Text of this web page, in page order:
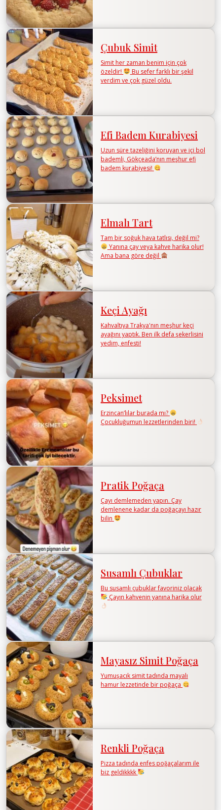
Çubuk Simit
Simit her zaman benim için çok
özeldir!
Bu sefer farklı bir şekil
verdim ve çok güzel oldu.
Efi Badem Kurabiyesi
Uzun süre tazeliğini koruyan ve içi bol
bademli, Gökçeada’nın meşhur efi
badem kurabiyesi!
Elmalı Tart
Tam bir soğuk hava tatlısı, değil mi?
Yanına çay veya kahve harika olur!
Ama bana göre değil
Keçi Ayağı
Kahvaltıya Trakya'nın meşhur keçi
ayağını yaptık. Ben ilk defa şekerlisini
yedim, enfesti!
Peksimet
Erzincan’lılar burada mı?
Çocukluğumun lezzetlerinden biri!
Pratik Poğaça
Çayı demlemeden yapın. Çay
demlenene kadar da poğaçayı hazır
bilin
Susamlı Çubuklar
Bu susamlı çubuklar favoriniz olacak
Çayın kahvenin yanına harika olur
Mayasız Simit Poğaça
Yumuşacık simit tadında mayalı
hamur lezzetinde bir poğaça
Renkli Poğaça
Pizza tadında enfes poğaçalarım ile
biz geldikkkk